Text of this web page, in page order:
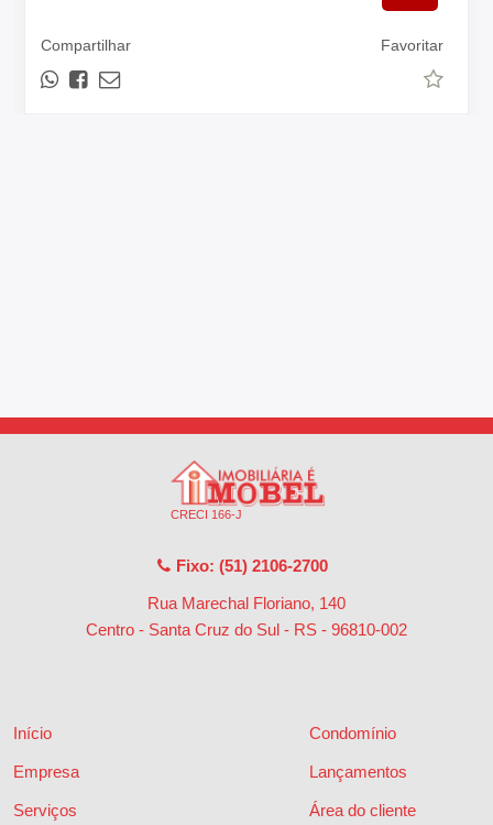
Compartilhar Favoritar
CRECI 166-J
Fixo: (51) 2106-2700
Rua Marechal Floriano, 140
Centro - Santa Cruz do Sul - RS - 96810-002
Início
Empresa
Serviços
Condomínio
Lançamentos
Área do cliente